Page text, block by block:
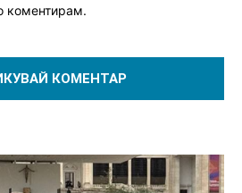
коментирам.